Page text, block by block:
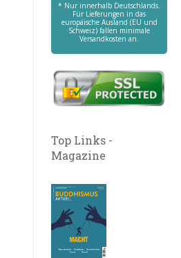
* Nur innerhalb Deutschlands.
Für Lieferungen in das
europäische Ausland (EU und
Schweiz) fallen minimale
Versandkosten an.
Top Links -
Magazine